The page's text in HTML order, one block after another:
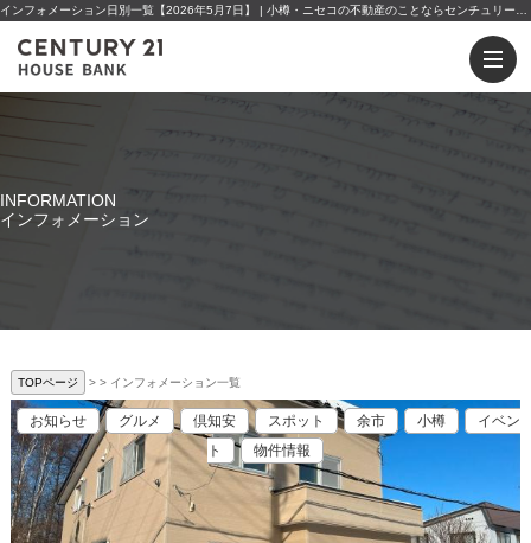
INFORMATION
インフォメーション
TOPページ > インフォメーション一覧
お知らせ グルメ 倶知安 スポット 余市 小樽
イベン
ト
物件情報